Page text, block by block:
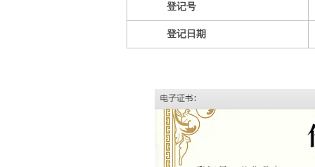
登记号
登记日期